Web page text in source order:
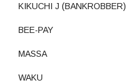
KIKUCHI J (BANKROBBER)
BEE-PAY
MASSA
WAKU